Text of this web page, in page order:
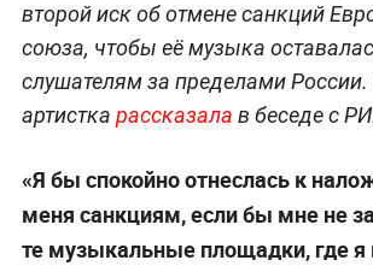
второй иск об отмене санкций
союза, чтобы её музыка
слушателям за пределами
артистка рассказала в беседе с
«Я бы спокойно отнеслась к
меня санкциям, если бы мне не
те музыкальные площадки, где я